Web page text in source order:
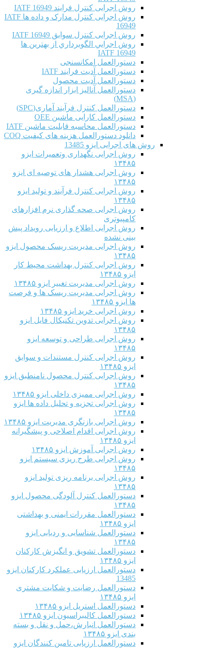
روش اجرایی کنترل فرایند IATF 16949
روش اجرایی کنترل مدارک و داده ها IATF
16949
روش اجرایی کنترل سوابق IATF 16949
روش اجرايي الگوبرداري از بهترين ها
IATF 16949
دستورالعمل امکانسنجی
دستورالعمل آدیت فرایند IATF
دستورالعمل آدیت محصول
دستورالعمل آنالیز ابزار اندازه گیری
(MSA)
دستورالعمل کنترل فرآیند آماری(SPC)
دستورالعمل کارایی ماشین OEE
دستورالعمل محاسبه قابلیت ماشین IATF
دانلود دستورالعمل هزینه های کیفیت COQ
روش های اجرایی ایزو 13485
روش اجرایی نگهداری وتعمیرات ایزو
۱۳۴۸۵
روش اجرایی هشدار های توصیه ای ایزو
۱۳۴۸۵
روش اجرایی کنترل فرآیند و تولید ایزو
۱۳۴۸۵
روش اجرایی صحه گذاری نرم افزارهای
کامپیوتری
روش اجرایی اطلاع و ارزیابی رویداد پیش
بینی نشده
روش اجرایی مدیریت ریسک محصول ایزو
۱۳۴۸۵
روش اجرایی کنترل بهداشت محیط کار
ایزو ۱۳۴۸۵
روش اجرایی مدیریت تغییر ایزو ۱۳۴۸۵
روش اجرایی مدیریت ریسک ها و فرصت
ها ایزو ۱۳۴۸۵
روش اجرایی خرید ایزو ۱۳۴۸۵
روش اجرایی تدوین تکنیکال فایل ایزو
۱۳۴۸۵
روش اجرایی طراحی و توسعه ایزو
۱۳۴۸۵
روش اجرایی کنترل مستندات و سوابق
ایزو ۱۳۴۸۵
روش اجرایی کنترل محصول نامنطبق ایزو
۱۳۴۸۵
روش اجرایی ممیزی داخلی ایزو ۱۳۴۸۵
روش اجرایی تجزیه و تحلیل داده ها ایزو
۱۳۴۸۵
روش اجرایی بازنگری مدیریت ایزو ۱۳۴۸۵
روش اجرایی اقدام اصلاحی و پیشگیرانه
ایزو ۱۳۴۸۵
روش اجرایی آموزش ایزو ۱۳۴۸۵
روش اجرایی طرح ریزی سیستم ایزو
۱۳۴۸۵
روش اجرایی برنامه ریزی تولید ایزو
۱۳۴۸۵
دستورالعمل کنترل آلودگی محصول ایزو
۱۳۴۸۵
دستورالعمل مقررات ایمنی و بهداشتی
ایزو ۱۳۴۸۵
دستورالعمل شناسایی و ردیابی ایزو
۱۳۴۸۵
دستورالعمل تشویق و انگیزش کارکنان
ایزو ۱۳۴۸۵
دستورالعمل ارزیابی عملکرد کارکنان ایزو
13485
دستورالعمل رضایت و شکایت مشتری
ایزو ۱۳۴۸۵
دستورالعمل استریل ایزو ۱۳۴۸۵
دستورالعمل کالیبراسیون ایزو ۱۳۴۸۵
دستورالعمل انبارش،حمل و نقل و بسته
بندی ایزو ۱۳۴۸۵
دستورالعمل ارزیابی تامین کنندگان ایزو